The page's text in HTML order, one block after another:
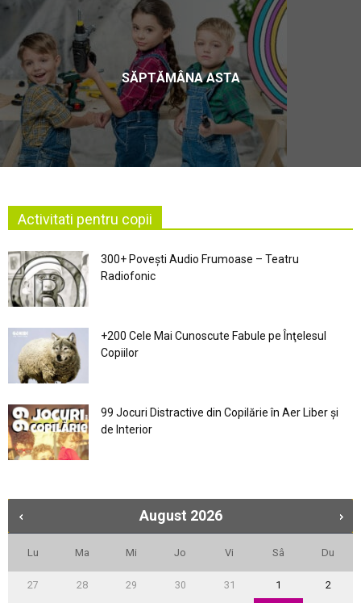
SĂPTĂMÂNA ASTA
Activitati pentru copii
300+ Povești Audio Frumoase – Teatru
Radiofonic
+200 Cele Mai Cunoscute Fabule pe Înţelesul
Copiilor
99 Jocuri Distractive din Copilărie în Aer Liber şi
de Interior
August 2026
Lu Ma Mi Jo Vi Sâ Du
27 28 29 30 31 1 2